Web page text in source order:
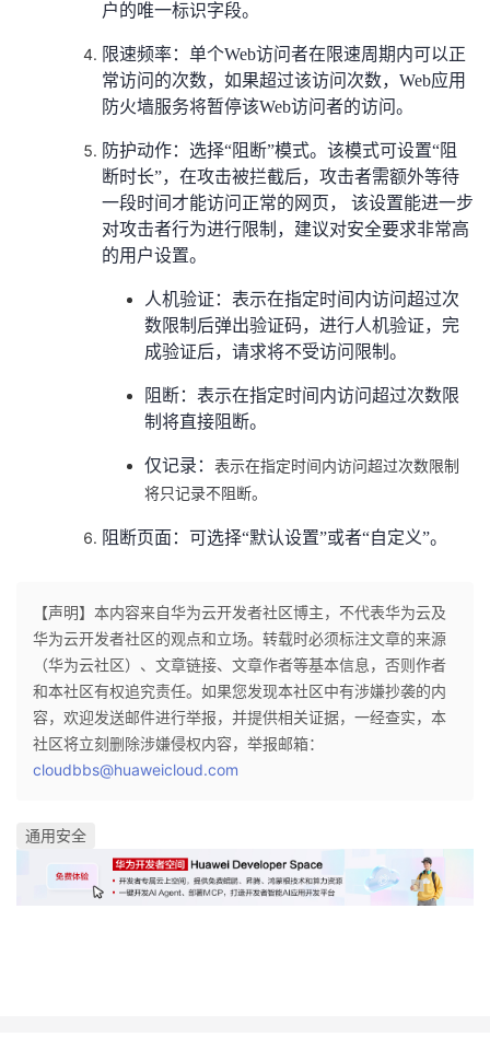
户的唯一标识字段。
限速频率：单个Web访问者在限速周期内可以正
常访问的次数，如果超过该访问次数，Web应用
防火墙服务将暂停该Web访问者的访问。
防护动作：选择“阻断”模式。该模式可设置“阻
断时长”，在攻击被拦截后，攻击者需额外等待
一段时间才能访问正常的网页， 该设置能进一步
对攻击者行为进行限制，建议对安全要求非常高
的用户设置。
人机验证：表示在指定时间内访问超过次
数限制后弹出验证码，进行人机验证，完
成验证后，请求将不受访问限制。
阻断：表示在指定时间内访问超过次数限
制将直接阻断。
仅记录： 表示在指定时间内访问超过次数限制
将只记录不阻断。
阻断页面：可选择“默认设置”或者“自定义”。
【声明】本内容来自华为云开发者社区博主，不代表华为云及
华为云开发者社区的观点和立场。转载时必须标注文章的来源
（华为云社区）、文章链接、文章作者等基本信息，否则作者
和本社区有权追究责任。如果您发现本社区中有涉嫌抄袭的内
容，欢迎发送邮件进行举报，并提供相关证据，一经查实，本
社区将立刻删除涉嫌侵权内容，举报邮箱：
cloudbbs@huaweicloud.com
通用安全